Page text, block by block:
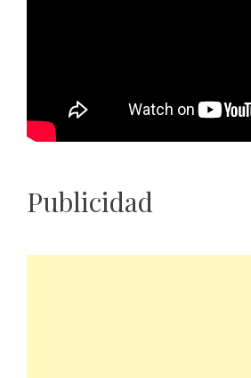
Publicidad